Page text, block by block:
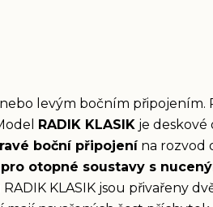
levým bočním připojením.
RADIK KLASIK je deskové
boční připojenína rozvod
pro otopné soustavy s
KLASIK jsou přivařeny